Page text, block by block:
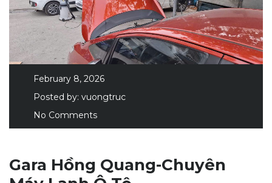
February 8, 2026
Posted by: vuongtruc
No Comments
Gara Hồng Quang-Chuyên